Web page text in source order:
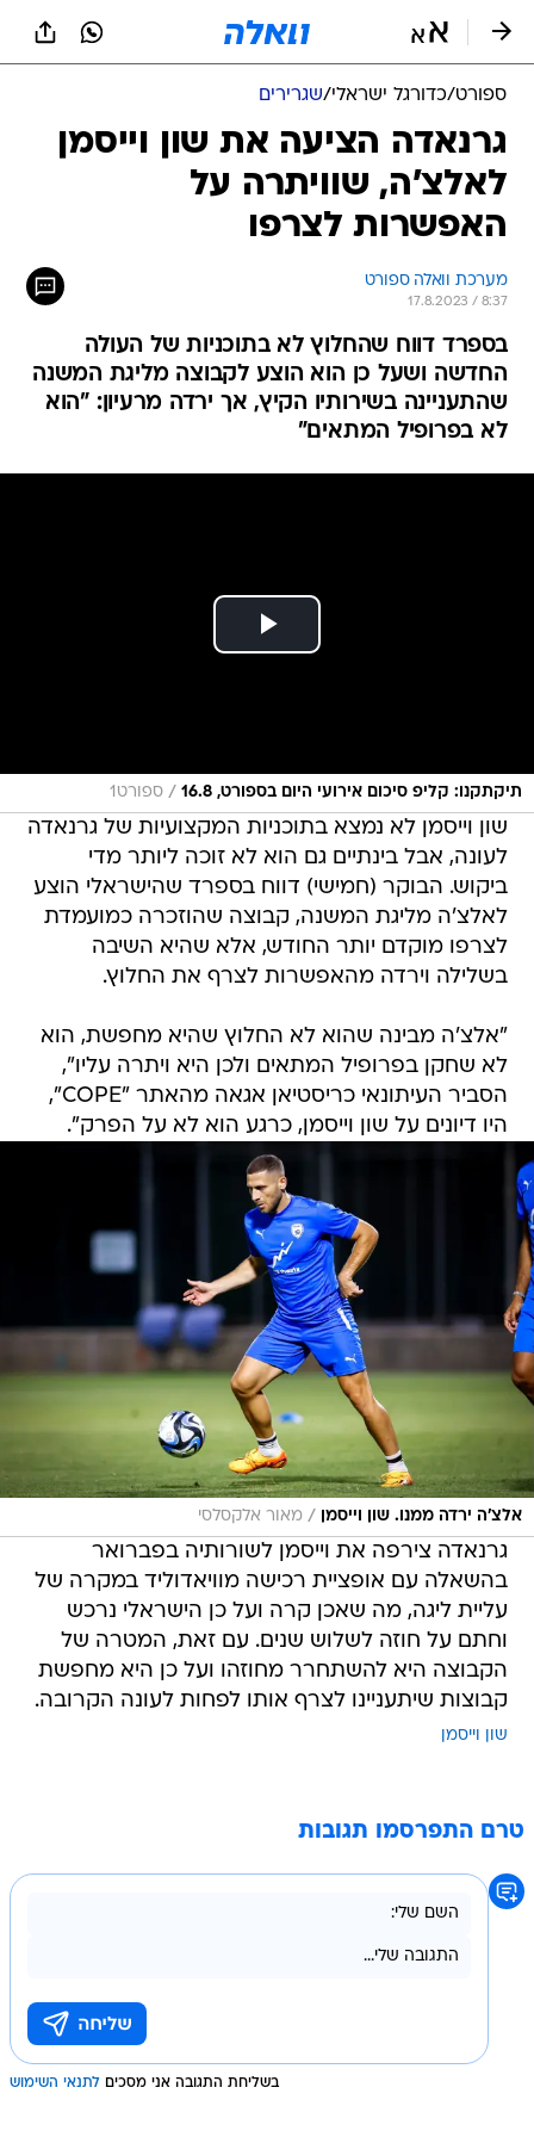
ספורט/כדורגל ישראלי/שגרירים
גרנאדה הציעה את שון וייסמן
לאלצ'ה, שוויתרה על
האפשרות לצרפו
מערכת וואלה ספורט
17.8.2023 / 8:37
בספרד דווח שהחלוץ לא בתוכניות של העולה
החדשה ושעל כן הוא הוצע לקבוצה מליגת המשנה
שהתעניינה בשירותיו הקיץ, אך ירדה מרעיון: "הוא
לא בפרופיל המתאים"
תיקתקנו: קליפ סיכום אירועי היום בספורט, 16.8 / ספורט1
שון וייסמן לא נמצא בתוכניות המקצועיות של גרנאדה
לעונה, אבל בינתיים גם הוא לא זוכה ליותר מדי
ביקוש. הבוקר (חמישי) דווח בספרד שהישראלי הוצע
לאלצ'ה מליגת המשנה, קבוצה שהוזכרה כמועמדת
לצרפו מוקדם יותר החודש, אלא שהיא השיבה
בשלילה וירדה מהאפשרות לצרף את החלוץ.
"אלצ'ה מבינה שהוא לא החלוץ שהיא מחפשת, הוא
לא שחקן בפרופיל המתאים ולכן היא ויתרה עליו",
הסביר העיתונאי כריסטיאן אגאה מהאתר "COPE",
היו דיונים על שון וייסמן, כרגע הוא לא על הפרק".
אלצ'ה ירדה ממנו. שון וייסמן / מאור אלקסלסי
גרנאדה צירפה את וייסמן לשורותיה בפברואר
בהשאלה עם אופציית רכישה מוויאדוליד במקרה של
עליית ליגה, מה שאכן קרה ועל כן הישראלי נרכש
וחתם על חוזה לשלוש שנים. עם זאת, המטרה של
הקבוצה היא להשתחרר מחוזהו ועל כן היא מחפשת
קבוצות שיתעניינו לצרף אותו לפחות לעונה הקרובה.
שון וייסמן
טרם התפרסמו תגובות
בשליחת התגובה אני מסכים לתנאי השימוש